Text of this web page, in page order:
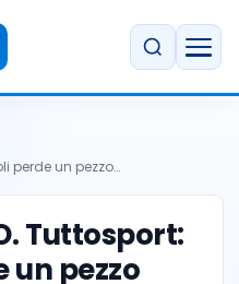
perde un pezzo…
Tuttosport:
un pezzo